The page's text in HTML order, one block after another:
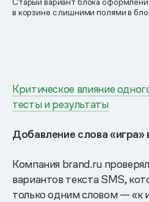
в корзине с лишними полями в
Критическое влияние
тесты и результаты
Добавление слова «игра»
Компания brand.ru
вариантов текста SMS,
только одним словом — «к